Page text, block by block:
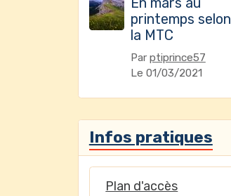
printemps selon
la MTC
Par ptiprince57
Le 01/03/2021
Infos pratiques
Plan d'accès